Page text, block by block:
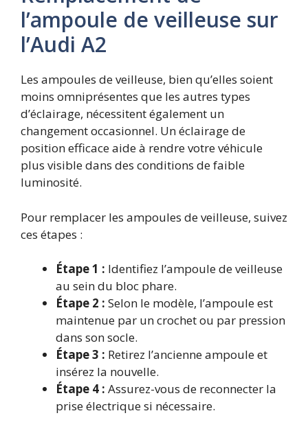
l’ampoule de veilleuse sur
l’Audi A2
Les ampoules de veilleuse, bien qu’elles soient
moins omniprésentes que les autres types
d’éclairage, nécessitent également un
changement occasionnel. Un éclairage de
position efficace aide à rendre votre véhicule
plus visible dans des conditions de faible
luminosité.
Pour remplacer les ampoules de veilleuse, suivez
ces étapes :
Étape 1 : Identifiez l’ampoule de veilleuse
au sein du bloc phare.
Étape 2 : Selon le modèle, l’ampoule est
maintenue par un crochet ou par pression
dans son socle.
Étape 3 : Retirez l’ancienne ampoule et
insérez la nouvelle.
Étape 4 : Assurez-vous de reconnecter la
prise électrique si nécessaire.